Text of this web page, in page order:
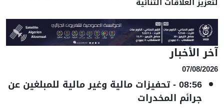
آخر الأخبار
07/08/2026
08:56
-تحفيزات مالية وغير مالية للمبلغين عن
جرائم المخدرات